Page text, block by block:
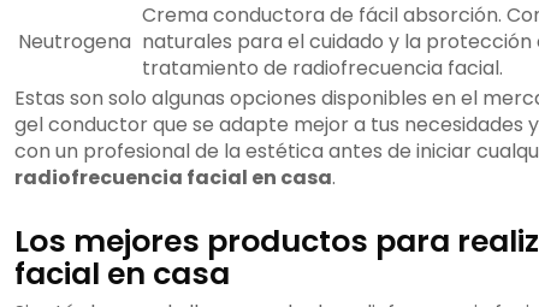
Neutrogena
Crema conductora de fácil absorción.
naturales para el cuidado y la protección
tratamiento de radiofrecuencia facial.
Estas son solo algunas opciones disponibles en el
gel conductor que se adapte mejor a tus necesidades
con un profesional de la estética antes de iniciar
radiofrecuencia facial en casa.
Los mejores productos para
facial en casa